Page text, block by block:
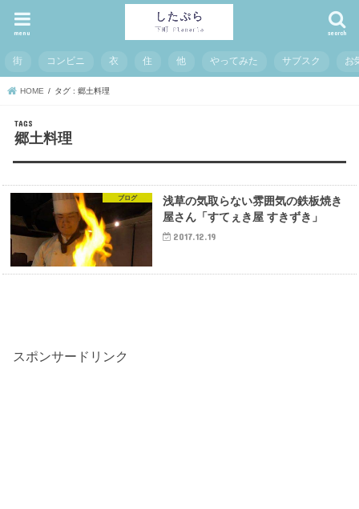
search
menu
街 コンビニ 衣 住 他 やってみた サブスク お
HOME タグ : 郷土料理
郷土料理
ブログ
浅草の気取らない雰囲気の鉄板焼き
屋さん「すてぇき屋 すきずき」
2017.12.19
スポンサードリンク